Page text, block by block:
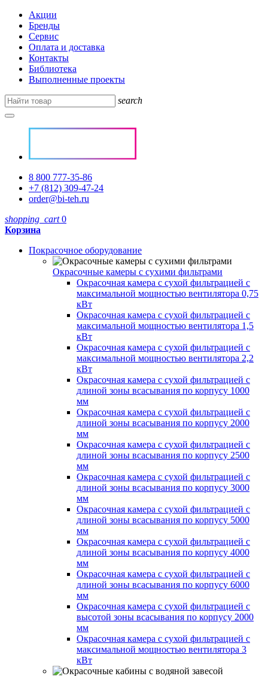
Акции
Бренды
Сервис
Оплата и доставка
Контакты
Библиотека
Выполненные проекты
search
8 800 777-35-86
+7 (812) 309-47-24
order@bi-teh.ru
shopping_cart 0
Корзина
Покрасочное оборудование
Окрасочные камеры с сухими фильтрами
Окрасочная камера с сухой фильтрацией с
максимальной мощностью вентилятора 0,75
кВт
Окрасочная камера с сухой фильтрацией с
максимальной мощностью вентилятора 1,5
кВт
Окрасочная камера с сухой фильтрацией с
максимальной мощностью вентилятора 2,2
кВт
Окрасочная камера с сухой фильтрацией с
длиной зоны всасывания по корпусу 1000
мм
Окрасочная камера с сухой фильтрацией с
длиной зоны всасывания по корпусу 2000
мм
Окрасочная камера с сухой фильтрацией с
длиной зоны всасывания по корпусу 2500
мм
Окрасочная камера с сухой фильтрацией с
длиной зоны всасывания по корпусу 3000
мм
Окрасочная камера с сухой фильтрацией с
длиной зоны всасывания по корпусу 5000
мм
Окрасочная камера с сухой фильтрацией с
длиной зоны всасывания по корпусу 4000
мм
Окрасочная камера с сухой фильтрацией с
длиной зоны всасывания по корпусу 6000
мм
Окрасочная камера с сухой фильтрацией с
высотой зоны всасывания по корпусу 2000
мм
Окрасочная камера с сухой фильтрацией с
максимальной мощностью вентилятора 3
кВт